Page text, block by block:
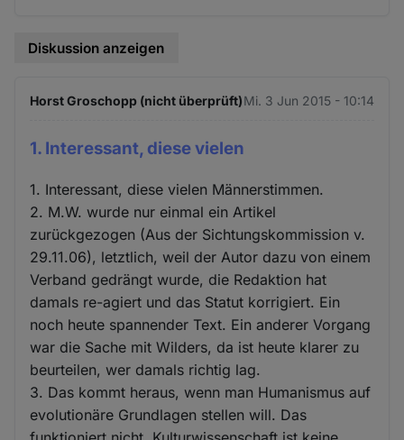
Diskussion anzeigen
Horst Groschopp (nicht überprüft)Mi. 3 Jun 2015 - 10:14
1. Interessant, diese vielen
1. Interessant, diese vielen Männerstimmen.
2. M.W. wurde nur einmal ein Artikel
zurückgezogen (Aus der Sichtungskommission v.
29.11.06), letztlich, weil der Autor dazu von einem
Verband gedrängt wurde, die Redaktion hat
damals re-agiert und das Statut korrigiert. Ein
noch heute spannender Text. Ein anderer Vorgang
war die Sache mit Wilders, da ist heute klarer zu
beurteilen, wer damals richtig lag.
3. Das kommt heraus, wenn man Humanismus auf
evolutionäre Grundlagen stellen will. Das